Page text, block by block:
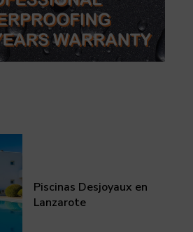
Piscinas Desjoyaux en
Lanzarote